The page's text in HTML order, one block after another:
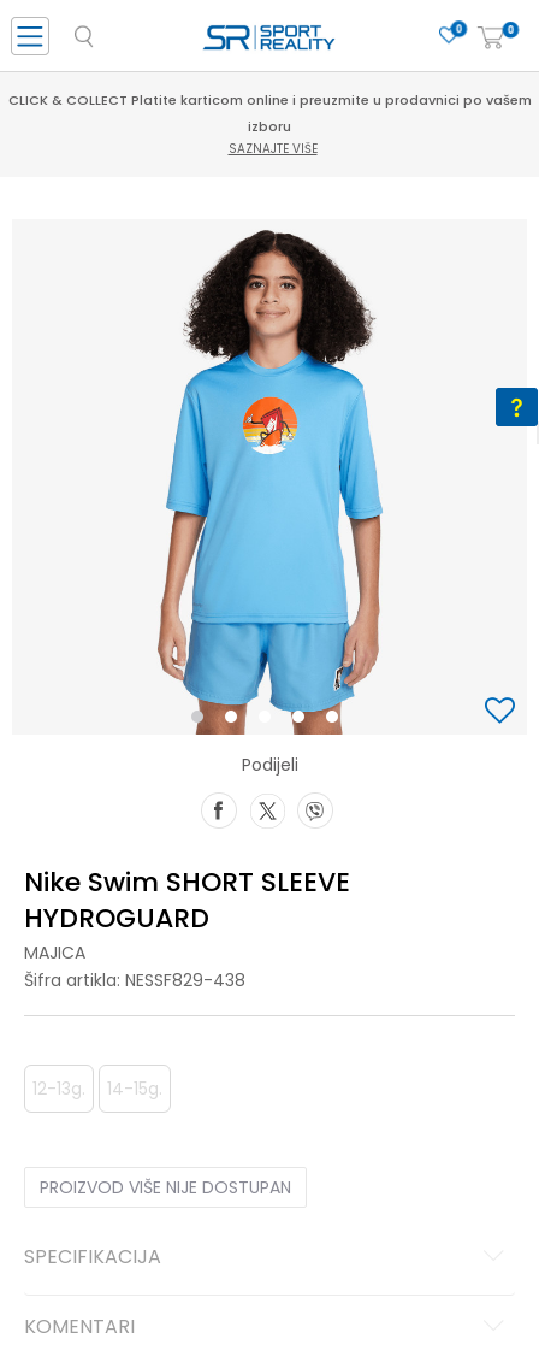
0
0
CLICK & COLLECT Platite karticom online i preuzmite u prodavnici po vašem
izboru
SAZNAJTE VIŠE
1 2 4 5
Podijeli
Nike Swim SHORT SLEEVE
HYDROGUARD
MAJICA
Šifra artikla: NESSF829-438
12-13g. 14-15g.
PROIZVOD VIŠE NIJE DOSTUPAN
SPECIFIKACIJA
KOMENTARI